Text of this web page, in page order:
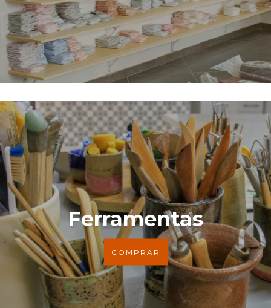
Ferramentas
COMPRAR